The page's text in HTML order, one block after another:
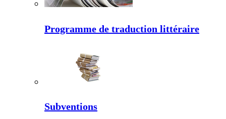
Programme de traduction littéraire
Subventions